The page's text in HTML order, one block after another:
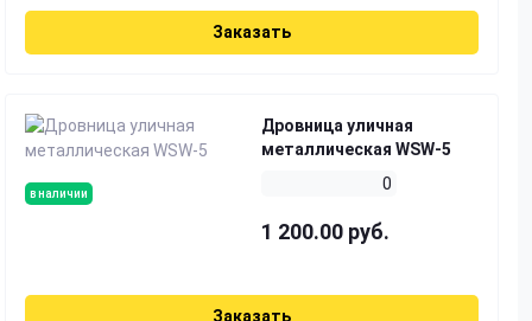
Заказать
в наличии
Дровница уличная
металлическая WSW-5
0
1 200.00 руб.
Заказать